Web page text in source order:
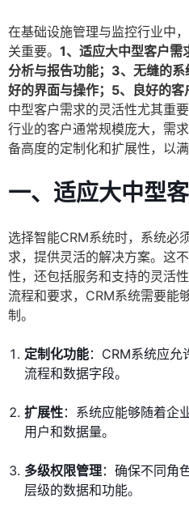
在基础设施管理与监控行业中
关重要。 1、适应大中型客户需
分析与报告功能；3、无缝的
好的界面与操作；5、良好的客
中型客户需求的灵活性尤其重
行业的客户通常规模庞大，需
备高度的定制化和扩展性，以
一、适应大中型
选择智能CRM系统时，系统必
求，提供灵活的解决方案。这
性，还包括服务和支持的灵活
流程和要求，CRM系统需要能
制。
定制化功能：CRM系统应
流程和数据字段。
扩展性：系统应能够随着企
用户和数据量。
多级权限管理：确保不同角
层级的数据和功能。